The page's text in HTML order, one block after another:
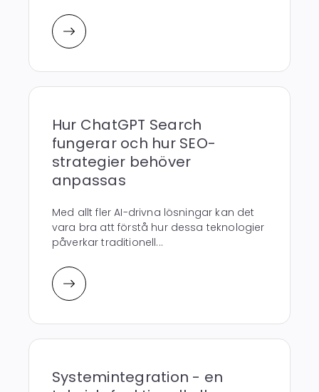
Hur ChatGPT Search
fungerar och hur SEO-
strategier behöver
anpassas
Med allt fler AI-drivna lösningar kan det
vara bra att förstå hur dessa teknologier
påverkar traditionell...
Systemintegration - en